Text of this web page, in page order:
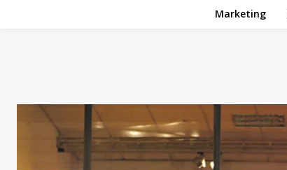
Marketing